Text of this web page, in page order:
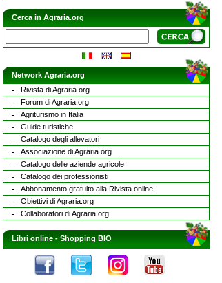
Cerca in Agraria.org
Network Agraria.org
Rivista di Agraria.org
Forum di Agraria.org
Agriturismo in Italia
Guide turistiche
Catalogo degli allevatori
Associazione di Agraria.org
Catalogo delle aziende agricole
Catalogo dei professionisti
Abbonamento gratuito alla Rivista online
Obiettivi di Agraria.org
Collaboratori di Agraria.org
Libri online - Shopping BIO